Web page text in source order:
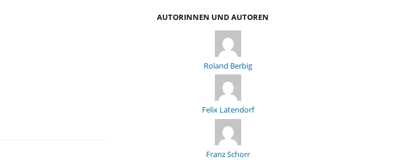
AUTORINNEN UND AUTOREN
Roland Berbig
Felix Latendorf
Franz Schorr